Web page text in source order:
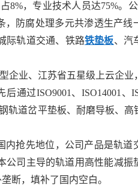
8%，专业技术人员达75%。
，防腐处理多元共渗透生产线
际轨道交通、铁路铁垫板、汽
企业、江苏省五星级上云企业
通过ISO9001、ISO14001、
轨道岔平垫板、耐磨导板、高
内抢先地位，公司产品是轨道
公司主导的轨道用高性能减振
断，填补了国内空白。